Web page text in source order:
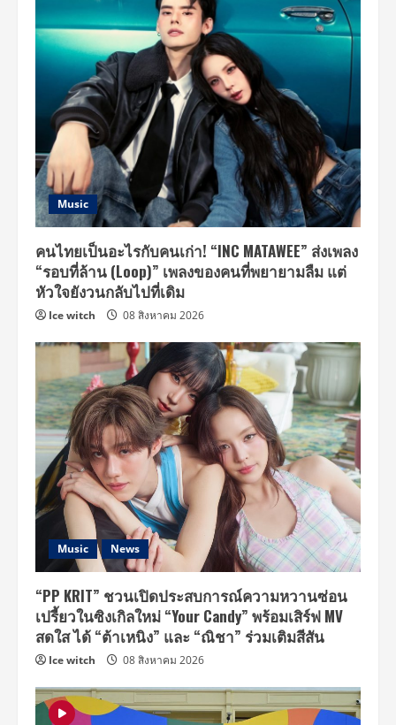
Music
คนไทยเป็นอะไรกับคนเก่า! “INC MATAWEE” ส่งเพลง
“รอบที่ล้าน (Loop)” เพลงของคนที่พยายามลืม แต่
หัวใจยังวนกลับไปที่เดิม
Ice witch 08 สิงหาคม 2026
Music News
“PP KRIT” ชวนเปิดประสบการณ์ความหวานซ่อน
เปรี้ยวในซิงเกิลใหม่ “Your Candy” พร้อมเสิร์ฟ MV
สดใส ได้ “ต้าเหนิง” และ “ณิชา” ร่วมเติมสีสัน
Ice witch 08 สิงหาคม 2026